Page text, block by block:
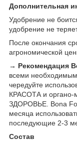
Дополнительная
Удобрение не
удобрение не
После окончания
агрономической
→ Рекомендация
всеми
чередуйте
КРАСОТА и органо-
ЗДОРОВЬЕ. Bona
месяца
последующие 2-3
Состав